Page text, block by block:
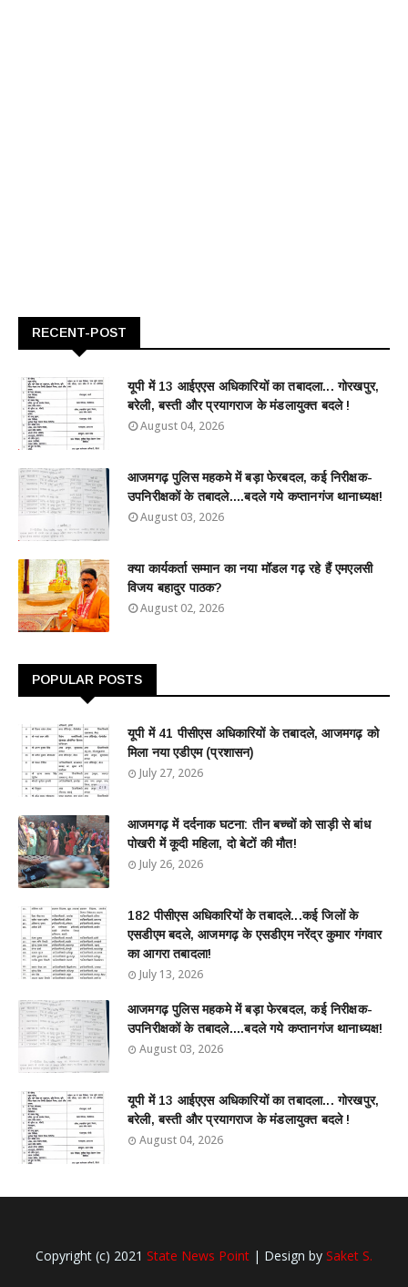
RECENT-POST
यूपी में 13 आईएएस अधिकारियों का तबादला... गोरखपुर,
बरेली, बस्ती और प्रयागराज के मंडलायुक्त बदले !
August 04, 2026
आजमगढ़ पुलिस महकमे में बड़ा फेरबदल, कई निरीक्षक-
उपनिरीक्षकों के तबादले....बदले गये कप्तानगंज थानाध्यक्ष!
August 03, 2026
क्या कार्यकर्ता सम्मान का नया मॉडल गढ़ रहे हैं एमएलसी
विजय बहादुर पाठक?
August 02, 2026
POPULAR POSTS
यूपी में 41 पीसीएस अधिकारियों के तबादले, आजमगढ़ को
मिला नया एडीएम (प्रशासन)
July 27, 2026
आजमगढ़ में दर्दनाक घटना: तीन बच्चों को साड़ी से बांध
पोखरी में कूदी महिला, दो बेटों की मौत!
July 26, 2026
182 पीसीएस अधिकारियों के तबादले...कई जिलों के
एसडीएम बदले, आजमगढ़ के एसडीएम नरेंद्र कुमार गंगवार
का आगरा तबादला!
July 13, 2026
आजमगढ़ पुलिस महकमे में बड़ा फेरबदल, कई निरीक्षक-
उपनिरीक्षकों के तबादले....बदले गये कप्तानगंज थानाध्यक्ष!
August 03, 2026
यूपी में 13 आईएएस अधिकारियों का तबादला... गोरखपुर,
बरेली, बस्ती और प्रयागराज के मंडलायुक्त बदले !
August 04, 2026
Copyright (c) 2021 State News Point | Design by Saket S.